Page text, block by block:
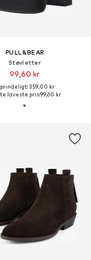
PULL&BEAR
Støvletter
99,60 kr
359,00 kr
laveste pris:99,60 kr